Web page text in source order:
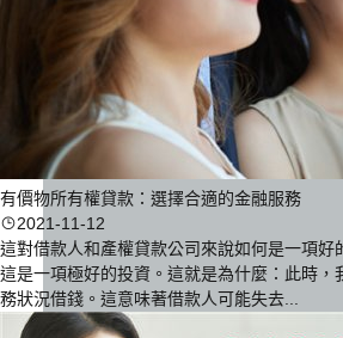
有價物所有權貸款：選擇合適的金融服務
2021-11-12
這對借款人和產權貸款公司來說如何是一項好
這是一項極好的投資。這就是為什麼：此時，
務狀況借錢。這意味著借款人可能失去...